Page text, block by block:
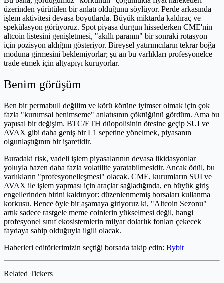
üzerinden yürütülen bir anlatı olduğunu söylüyor. Perde arkasında
işlem aktivitesi devasa boyutlarda. Büyük miktarda kaldıraç ve
spekülasyon görüyoruz. Spot piyasa durgun hissederken CME'nin
altcoin listesini genişletmesi, "akıllı paranın" bir sonraki rotasyon
için pozisyon aldığını gösteriyor. Bireysel yatırımcıların tekrar boğa
moduna girmesini beklemiyorlar; şu an bu varlıkları profesyonelce
trade etmek için altyapıyı kuruyorlar.
Benim görüşüm
Ben bir permabull değilim ve körü körüne iyimser olmak için çok
fazla "kurumsal benimseme" anlatısının çöktüğünü gördüm. Ama bu
yapısal bir değişim. BTC/ETH düopolisinin ötesine geçip SUI ve
AVAX gibi daha geniş bir L1 sepetine yönelmek, piyasanın
olgunlaştığının bir işaretidir.
Buradaki risk, vadeli işlem piyasalarının devasa likidasyonlar
yoluyla bazen daha fazla volatilite yaratabilmesidir. Ancak ödül, bu
varlıkların "profesyonelleşmesi" olacak. CME, kurumların SUI ve
AVAX ile işlem yapması için araçlar sağladığında, en büyük giriş
engellerinden birini kaldırıyor: düzenlenmemiş borsaları kullanma
korkusu. Bence öyle bir aşamaya giriyoruz ki, "Altcoin Sezonu"
artık sadece rastgele meme coinlerin yükselmesi değil, hangi
profesyonel sınıf ekosistemlerin milyar dolarlık fonları çekecek
faydaya sahip olduğuyla ilgili olacak.
Haberleri editörlerimizin seçtiği borsada takip edin: Bybit
Related Tickers